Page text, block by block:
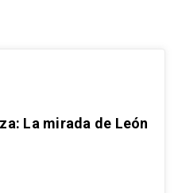
La mirada de León